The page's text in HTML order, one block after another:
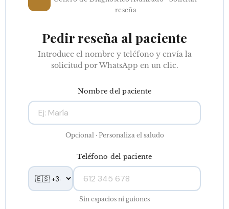
reseña
Pedir reseña al paciente
Introduce el nombre y teléfono y envía la
solicitud por WhatsApp en un clic.
Nombre del paciente
Opcional · Personaliza el saludo
Teléfono del paciente
Sin espacios ni guiones